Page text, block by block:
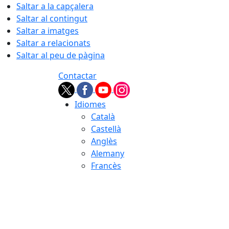
Saltar a la capçalera
Saltar al contingut
Saltar a imatges
Saltar a relacionats
Saltar al peu de pàgina
Contactar
Idiomes
Català
Castellà
Anglès
Alemany
Francès